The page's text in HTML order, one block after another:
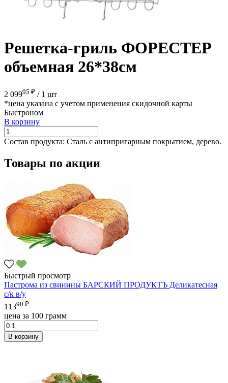
Решетка-гриль ФОРЕСТЕР
объемная 26*38см
2 09995 ₽ / 1 шт
*цена указана с учетом применения скидочной карты
Быстроном
В корзину
Состав продукта: Сталь с антипригарным покрытием, дерево.
Товары по акции
Быстрый просмотр
Пастрома из свинины БАРСКИЙ ПРОДУКТЪ Деликатесная
с/к в/у
11390 ₽
цена за 100 грамм
В корзину